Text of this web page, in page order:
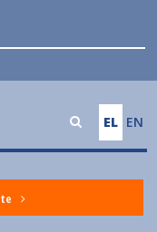
Επιστημών &
(ΙΝΝ)
EL EN